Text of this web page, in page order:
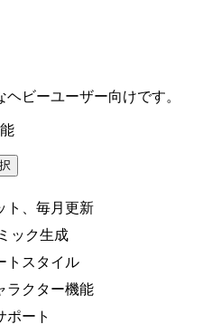
ビーユーザー向けです。
ト、毎月更新
ック生成
トスタイル
ラクター機能
ポート